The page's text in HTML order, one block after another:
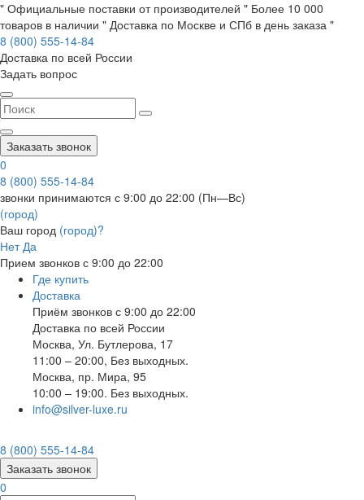
" Официальные поставки от производителей " Более 10 000
товаров в наличии " Доставка по Москве и СПб в день заказа "
8 (800) 555-14-84
Доставка по всей России
Задать вопрос
Заказать звонок
0
8 (800) 555-14-84
звонки принимаются с 9:00 до 22:00 (Пн—Вс)
(город)
Ваш город (город)?
Нет Да
Прием звонков с 9:00 до 22:00
Где купить
Доставка
Приём звонков с 9:00 до 22:00
Доставка по всей России
Москва, Ул. Бутлерова, 17
11:00 – 20:00, Без выходных.
Москва, пр. Мира, 95
10:00 – 19:00. Без выходных.
info@silver-luxe.ru
8 (800) 555-14-84
Заказать звонок
0